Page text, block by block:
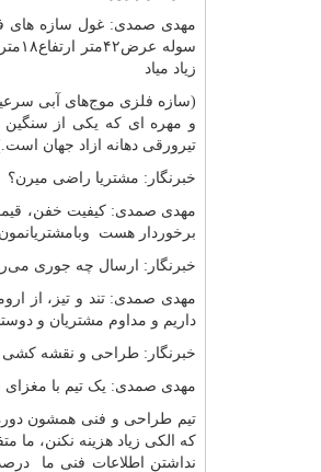
زیاد میاد
و مهره ای که یکی از سنگین
تیرورقی دهانه ازاد جهان
خبرنگار: مشتریا راضی میرن؟
مهدی صمدی: کیفیت خفن،
برخوردار هست
خبرنگار: ارسال چه جوری
مهدی صمدی: تند و تیز، از
داریم و مداوم مشتریان و
خبرنگار: طراحی‌ و نقشه کشی
مهدی صمدی: یک تیم با مغزای
تیم طراحی و فنی همشون دوره
که الکی زیاد هزینه نکنن، ما
نداشتن اطلاعات فنی ما